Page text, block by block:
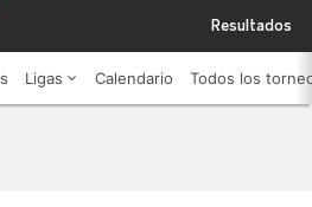
Resultados
Ligas Calendario Todos los